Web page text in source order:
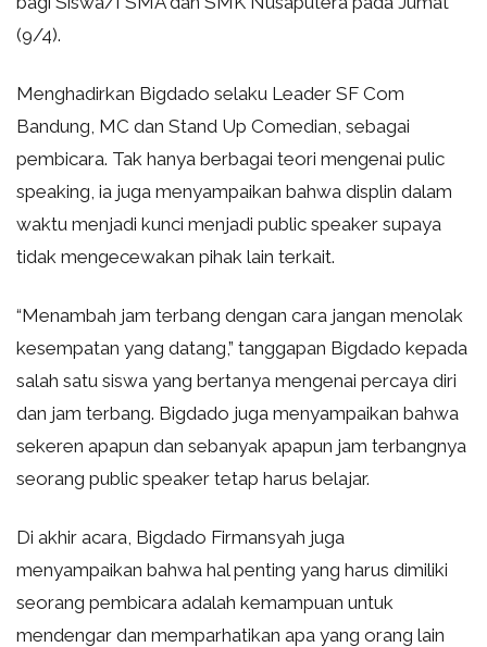
(9/4).
Menghadirkan Bigdado selaku Leader SF Com
Bandung, MC dan Stand Up Comedian, sebagai
pembicara. Tak hanya berbagai teori mengenai pulic
speaking, ia juga menyampaikan bahwa displin dalam
waktu menjadi kunci menjadi public speaker supaya
tidak mengecewakan pihak lain terkait.
“Menambah jam terbang dengan cara jangan menolak
kesempatan yang datang,” tanggapan Bigdado kepada
salah satu siswa yang bertanya mengenai percaya diri
dan jam terbang. Bigdado juga menyampaikan bahwa
sekeren apapun dan sebanyak apapun jam terbangnya
seorang public speaker tetap harus belajar.
Di akhir acara, Bigdado Firmansyah juga
menyampaikan bahwa hal penting yang harus dimiliki
seorang pembicara adalah kemampuan untuk
mendengar dan memparhatikan apa yang orang lain